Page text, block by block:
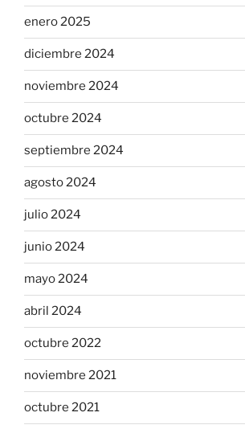
enero 2025
diciembre 2024
noviembre 2024
octubre 2024
septiembre 2024
agosto 2024
julio 2024
junio 2024
mayo 2024
abril 2024
octubre 2022
noviembre 2021
octubre 2021